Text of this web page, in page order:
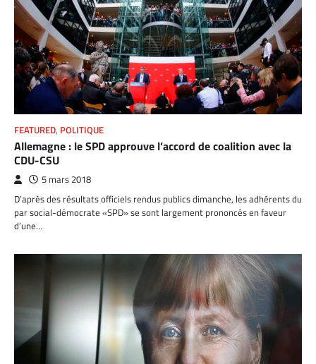
FEATURED, POLITIQUE
Allemagne : le SPD approuve l’accord de coalition avec la
CDU-CSU
5 mars 2018
D’après des résultats officiels rendus publics dimanche, les adhérents du
par social-démocrate «SPD» se sont largement prononcés en faveur
d’une…